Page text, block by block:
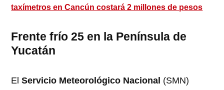
taxímetros en Cancún costará 2 millones de pesos
Frente frío 25 en la Península de
Yucatán
ElServicio Meteorológico Nacional (SMN)